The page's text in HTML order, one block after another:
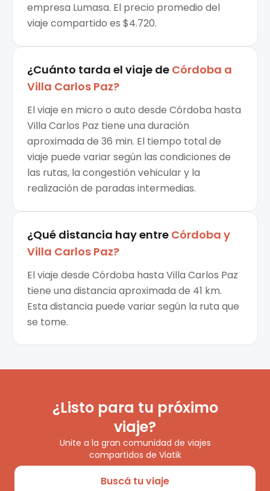
empresa Lumasa. El precio promedio del
viaje compartido es $4.720.
¿Cuánto tarda el viaje de Córdoba a
Villa Carlos Paz?
El viaje en micro o auto desde Córdoba hasta
Villa Carlos Paz tiene una duración
aproximada de 36 min. El tiempo total de
viaje puede variar según las condiciones de
las rutas, la congestión vehicular y la
realización de paradas intermedias.
¿Qué distancia hay entre Córdoba y
Villa Carlos Paz?
El viaje desde Córdoba hasta Villa Carlos Paz
tiene una distancia aproximada de 41 km.
Esta distancia puede variar según la ruta que
se tome.
¿Listo para tu próximo
viaje?
Unite a la gran comunidad de viajes
compartidos de Viatik
Buscá tu viaje